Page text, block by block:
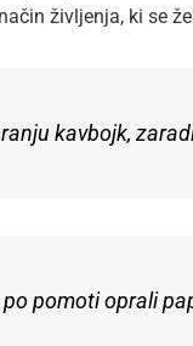
življenja, ki se
kavbojk,
pomoti oprali